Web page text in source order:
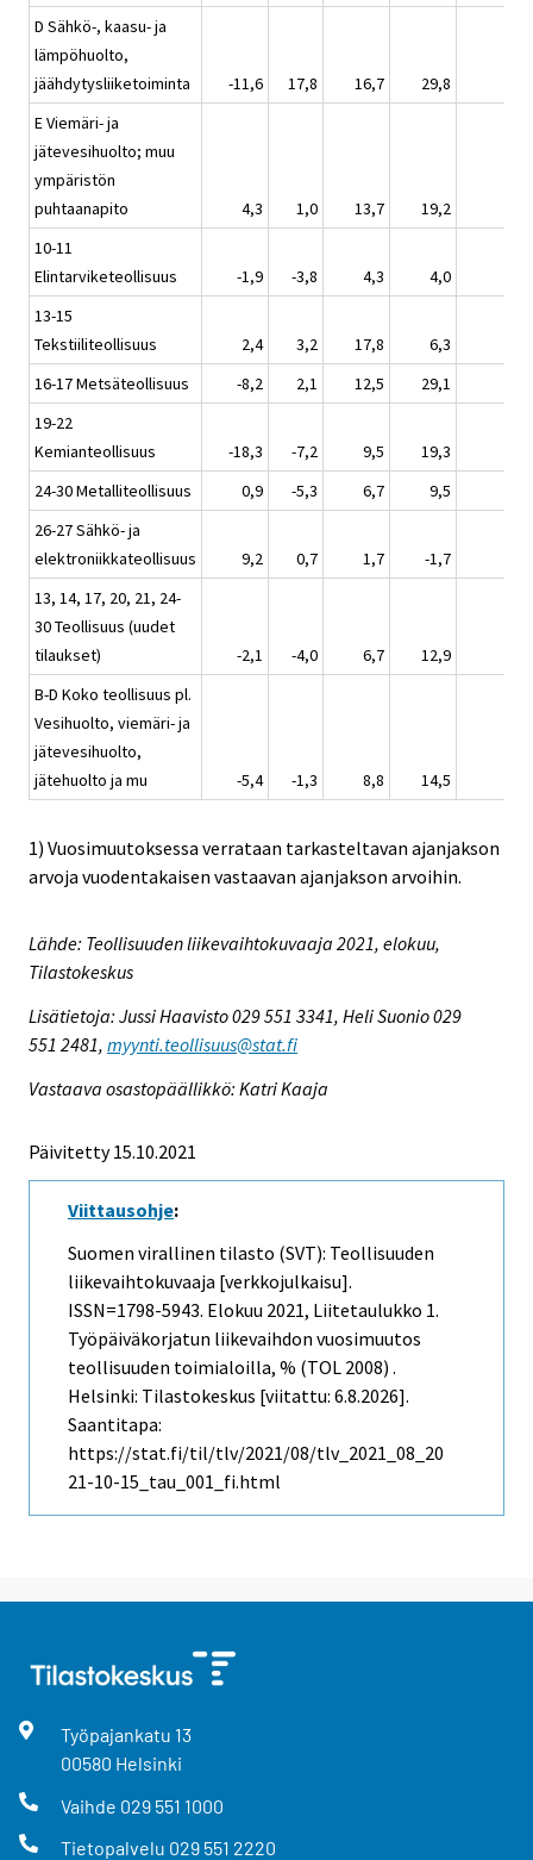
D Sähkö-, kaasu- ja
lämpöhuolto,
jäähdytysliiketoiminta
-11,6 17,8 16,7
29,8
E Viemäri- ja
jätevesihuolto; muu
ympäristön
puhtaanapito
4,3 1,0 13,7
19,2
10-11
Elintarviketeollisuus
-1,9 -3,8 4,3
4,0
13-15
Tekstiiliteollisuus
2,4 3,2 17,8
6,3
16-17 Metsäteollisuus
-8,2 2,1 12,5
29,1
19-22
Kemianteollisuus
-18,3 -7,2 9,5
19,3
24-30 Metalliteollisuus
0,9 -5,3 6,7
9,5
26-27 Sähkö- ja
elektroniikkateollisuus
9,2 0,7 1,7
-1,7
13, 14, 17, 20, 21, 24-
30 Teollisuus (uudet
tilaukset)
-2,1 -4,0 6,7
12,9
B-D Koko teollisuus pl.
Vesihuolto, viemäri- ja
jätevesihuolto,
jätehuolto ja mu
-5,4 -1,3 8,8 14,5
1) Vuosimuutoksessa verrataan tarkasteltavan ajanjakson
arvoja vuodentakaisen vastaavan ajanjakson arvoihin.
Lähde: Teollisuuden liikevaihtokuvaaja 2021, elokuu,
Tilastokeskus
Lisätietoja: Jussi Haavisto 029 551 3341, Heli Suonio 029
551 2481, myynti.teollisuus@stat.fi
Vastaava osastopäällikkö: Katri Kaaja
Päivitetty 15.10.2021
Viittausohje:
Suomen virallinen tilasto (SVT): Teollisuuden
liikevaihtokuvaaja [verkkojulkaisu].
ISSN=1798-5943. Elokuu 2021, Liitetaulukko 1.
Työpäiväkorjatun liikevaihdon vuosimuutos
teollisuuden toimialoilla, % (TOL 2008) .
Helsinki: Tilastokeskus [viitattu: 6.8.2026].
Saantitapa:
https://stat.fi/til/tlv/2021/08/tlv_2021_08_20
21-10-15_tau_001_fi.html
Työpajankatu 13
00580 Helsinki
Vaihde 029 551 1000
Tietopalvelu 029 551 2220